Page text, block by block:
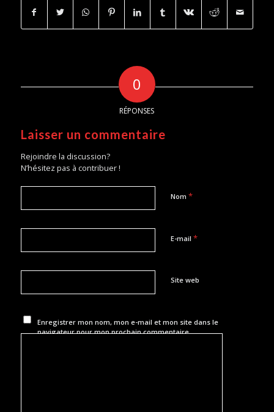
0
RÉPONSES
Laisser un commentaire
Rejoindre la discussion?
N’hésitez pas à contribuer !
Nom *
E-mail *
Site web
Enregistrer mon nom, mon e-mail et mon site dans le
navigateur pour mon prochain commentaire.